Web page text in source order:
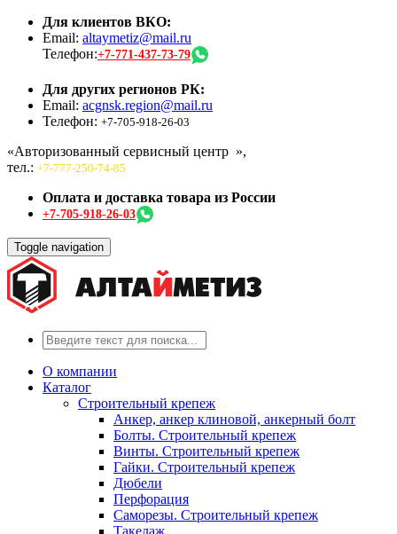
Для клиентов ВКО:
Email: altaymetiz@mail.ru
Телефон:+7-771-437-73-79
Для других регионов РК:
Email: acgnsk.region@mail.ru
Телефон: +7-705-918-26-03
«Авторизованный сервисный центр »,
тел.: +7-777-250-74-85
Оплата и доставка товара из России
+7-705-918-26-03
Toggle navigation
О компании
Каталог
Строительный крепеж
Анкер, анкер клиновой, анкерный болт
Болты. Строительный крепеж
Винты. Строительный крепеж
Гайки. Строительный крепеж
Дюбели
Перфорация
Саморезы. Строительный крепеж
Такелаж